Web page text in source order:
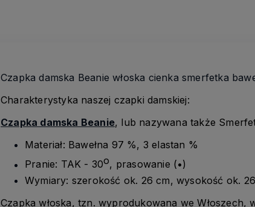
Czapka damska Beanie włoska cienka smerfetka
Charakterystyka naszej czapki damskiej:
Czapka damska Beanie, lub nazywana także
Materiał: Bawełna 97 %, 3 elastan %
Pranie: TAK - 30o, prasowanie (•)
Wymiary: szerokość ok. 26 cm, wysokość ok.
Czapka włoska, tzn. wyprodukowana we